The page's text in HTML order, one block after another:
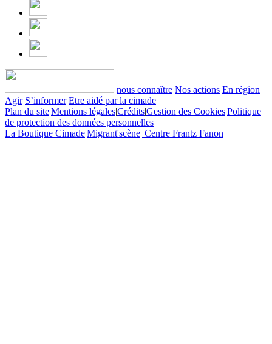
nous connaître Nos actions En région
Agir S’informer Etre aidé par la cimade
Plan du site|Mentions légales|Crédits|Gestion des Cookies|Politique
de protection des données personnelles
La Boutique Cimade|Migrant'scène| Centre Frantz Fanon